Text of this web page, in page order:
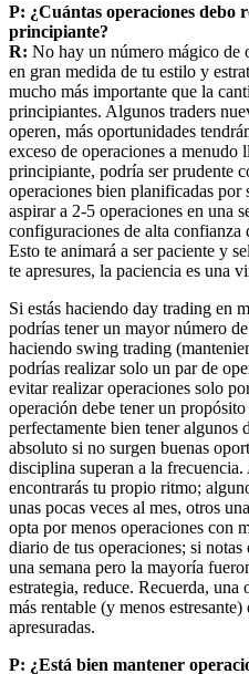
P: ¿Cuántas operaciones debo
principiante?
R: No hay un número mágico de
en gran medida de tu estilo y
mucho más importante que la
principiantes. Algunos traders
operen, más oportunidades
exceso de operaciones a menudo
principiante, podría ser prudente
operaciones bien planificadas por
aspirar a 2-5 operaciones en una
configuraciones de alta confianza
Esto te animará a ser paciente y
te apresures, la paciencia es una
Si estás haciendo day trading en
podrías tener un mayor número
haciendo swing trading
podrías realizar solo un par de
evitar realizar operaciones solo
operación debe tener un
perfectamente bien tener algunos
absoluto si no surgen buenas
disciplina superan a la
encontrarás tu propio ritmo;
unas pocas veces al mes, otros
opta por menos operaciones con
diario de tus operaciones; si
una semana pero la mayoría
estrategia, reduce. Recuerda, una
más rentable (y menos
apresuradas.
P: ¿Está bien mantener